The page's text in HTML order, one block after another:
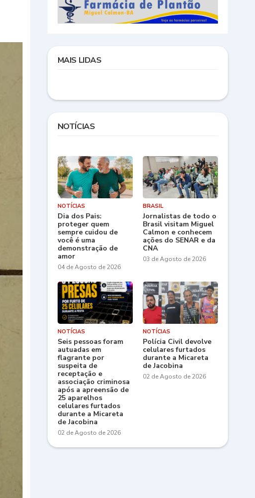
MAIS LIDAS
NOTÍCIAS
NOTÍCIAS
Dia dos Pais:
proteger quem
sempre cuidou de
você é uma
demonstração de
amor
04 de Agosto de 2026
BRASIL
Jornalistas de todo o
Brasil visitam Miguel
Calmon e conhecem
ações do SENAR e da
CNA
03 de Agosto de 2026
NOTÍCIAS
Seis pessoas foram
autuadas em
flagrante por
suspeita de
receptação e
associação criminosa
após a apreensão de
25 aparelhos
celulares furtados
durante a Micareta
de Jacobina
02 de Agosto de 2026
NOTÍCIAS
Polícia Civil devolve
celulares furtados
durante a Micareta
de Jacobina
02 de Agosto de 2026